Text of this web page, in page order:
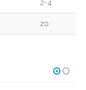
2-4
20